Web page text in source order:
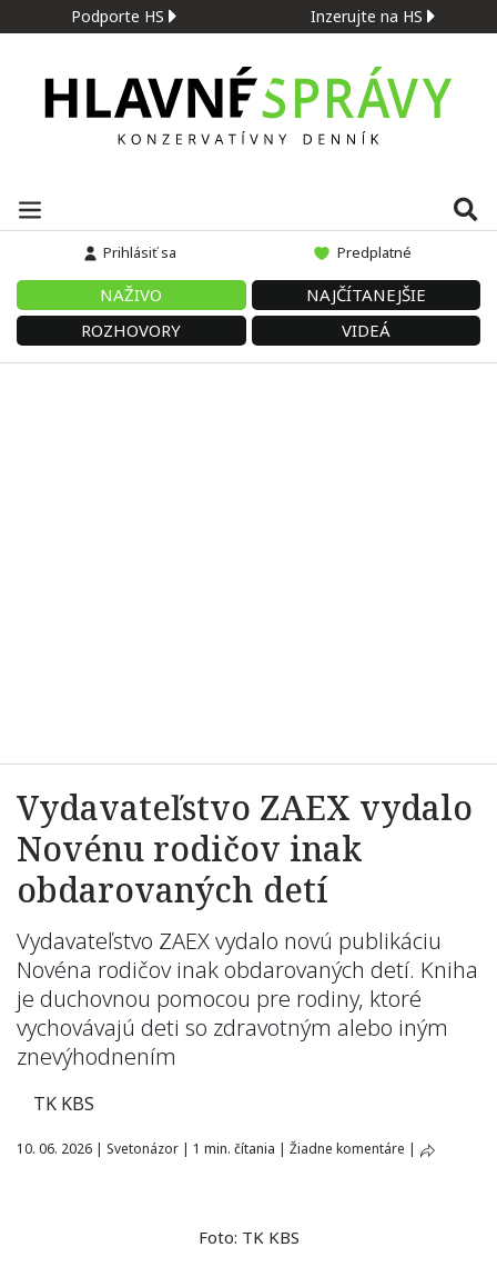
Podporte HS Inzerujte na HS
Prihlásiť sa Predplatné
NAŽIVO
NAJČÍTANEJŠIE
ROZHOVORY
VIDEÁ
Vydavateľstvo ZAEX vydalo
Novénu rodičov inak
obdarovaných detí
Vydavateľstvo ZAEX vydalo novú publikáciu
Novéna rodičov inak obdarovaných detí. Kniha
je duchovnou pomocou pre rodiny, ktoré
vychovávajú deti so zdravotným alebo iným
znevýhodnením
TK KBS
10. 06. 2026 | Svetonázor | 1 min. čítania | Žiadne komentáre |
Foto: TK KBS